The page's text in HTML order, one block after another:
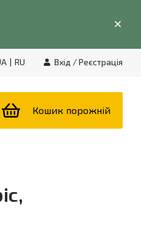
| RU Вхід /Реєстрація
Кошик порожній